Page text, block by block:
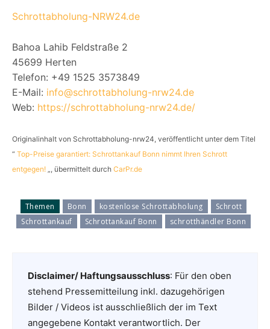
Schrottabholung-NRW24.de
Bahoa Lahib Feldstraße 2
45699 Herten
Telefon: +49 1525 3573849
E-Mail: info@schrottabholung-nrw24.de
Web: https://schrottabholung-nrw24.de/
Originalinhalt von Schrottabholung-nrw24, veröffentlicht unter dem Titel
“ Top-Preise garantiert: Schrottankauf Bonn nimmt Ihren Schrott
entgegen! „, übermittelt durch CarPr.de
Themen Bonn kostenlose Schrottabholung
Schrott
Schrottankauf
Schrottankauf Bonn schrotthändler Bonn
Disclaimer/ Haftungsausschluss: Für den oben
stehend Pressemitteilung inkl. dazugehörigen
Bilder / Videos ist ausschließlich der im Text
angegebene Kontakt verantwortlich. Der